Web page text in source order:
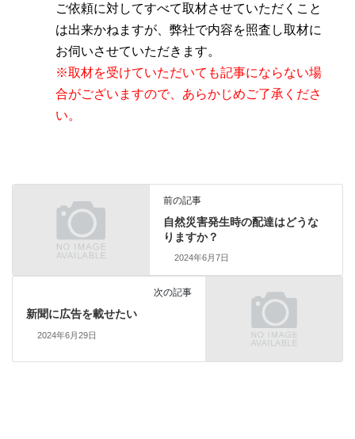
ご依頼に対してすべて取材させていただくこと
は出来かねますが、弊社で内容を照査し取材に
お伺いさせていただきます。
※取材を受けていただいても記事にならない場
合がございますので、あらかじめご了承くださ
い。
前の記事
自然災害発生時の配達はどうな
りますか？
2024年6月7日
次の記事
新聞に広告を載せたい
2024年6月29日